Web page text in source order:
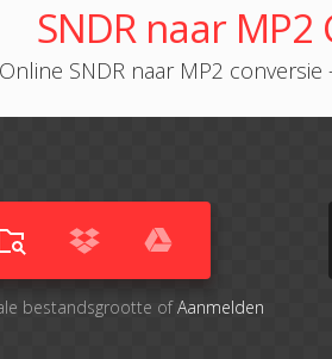
SNDR naar
Online SNDR naar MP2
bestandsgrootte ofAanmelden